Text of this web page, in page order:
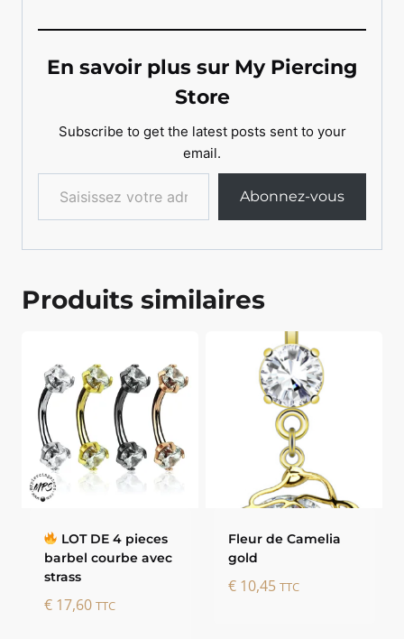
En savoir plus sur My Piercing
Store
Subscribe to get the latest posts sent to your
email.
Saisissez votre adresse e-mail…
Abonnez-vous
Produits similaires
LOT DE 4 pieces
barbel courbe avec
strass
€17,60 TTC
Fleur de Camelia
gold
€10,45 TTC